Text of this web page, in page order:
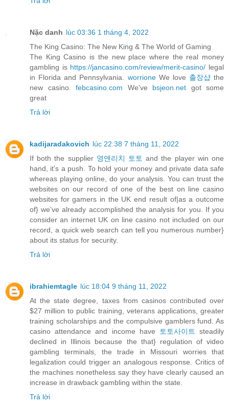
Nặc danh lúc 03:36 1 tháng 4, 2022
The King Casino: The New King & The World of Gaming
The King Casino is the new place where the real money
gambling is https://jancasino.com/review/merit-casino/ legal
in Florida and Pennsylvania. worrioneWe love 출장샵the
new casino. febcasino.com We've bsjeon.net got some
great
Trả lời
kadijaradakovich lúc 22:38 7 tháng 11, 2022
If both the supplier 영앤리치 토토 and the player win one
hand, it's a push. To hold your money and private data safe
whereas playing online, do your analysis. You can trust the
websites on our record of one of the best on line casino
websites for gamers in the UK end result of|as a outcome
of} we’ve already accomplished the analysis for you. If you
consider an internet UK on line casino not included on our
record, a quick web search can tell you numerous number}
about its status for security.
Trả lời
ibrahiemtagle lúc 18:04 9 tháng 11, 2022
At the state degree, taxes from casinos contributed over
$27 million to public training, veterans applications, greater
training scholarships and the compulsive gamblers fund. As
casino attendance and income have
토토사이트
steadily
declined in Illinois because the that} regulation of video
gambling terminals, the trade in Missouri worries that
legalization could trigger an analogous response. Critics of
the machines nonetheless say they have clearly caused an
increase in drawback gambling within the state.
Trả lời